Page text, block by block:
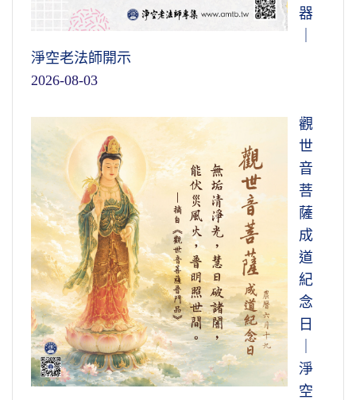
器
淨空老法師開示
2026-08-03
觀
世
音
菩
薩
成
道
紀
念
日
淨
空